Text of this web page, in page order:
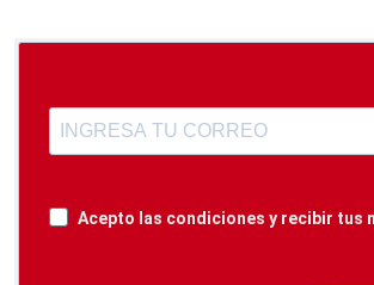
Acepto las condiciones y recibir tus